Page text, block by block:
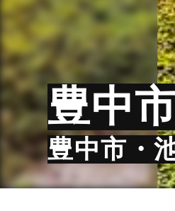
豊中
豊中市・